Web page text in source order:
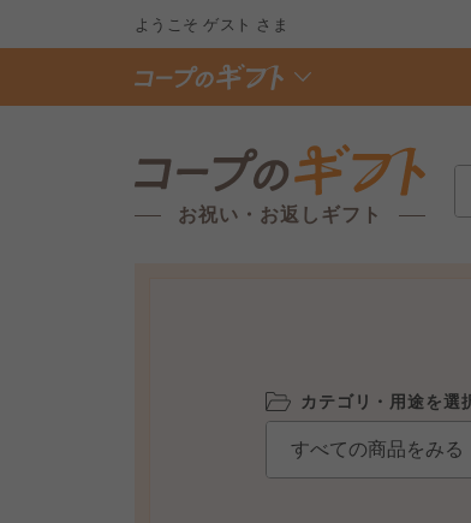
ようこそゲスト さま
お祝い・お返しギフト
カテゴリ・用途を選